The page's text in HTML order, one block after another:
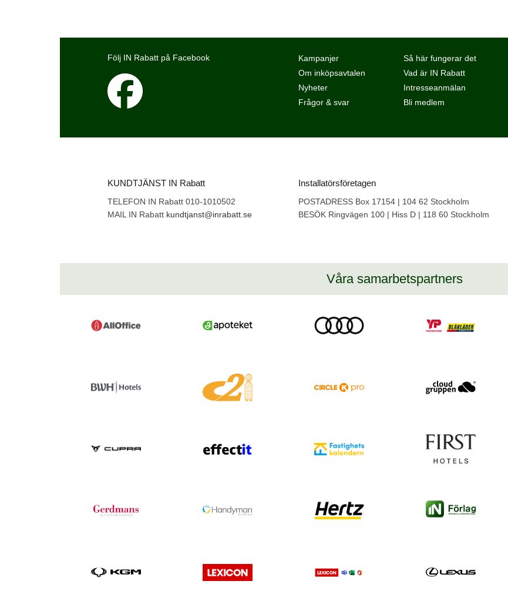
Följ IN Rabatt på Facebook
Kampanjer
Om inköpsavtalen
Nyheter
Frågor & svar
Så här fungerar det
Vad är IN Rabatt
Intresseanmälan
Bli medlem
KUNDTJÄNST IN Rabatt
TELEFON IN Rabatt 010-1010502
MAIL IN Rabatt kundtjanst@inrabatt.se
Installatörsföretagen
POSTADRESS Box 17154 | 104 62 Stockholm
BESÖK Ringvägen 100 | Hiss D | 118 60 Stockholm
Våra samarbetspartners